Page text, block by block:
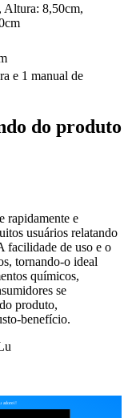
Altura: 8,50cm,
e 1 manual de
do produto
rapidamente e
usuários relatando
facilidade de uso e o
tornando-o ideal
químicos,
se
produto,
benefício.